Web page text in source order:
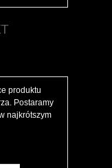
produktu
Postaramy
najkrótszym